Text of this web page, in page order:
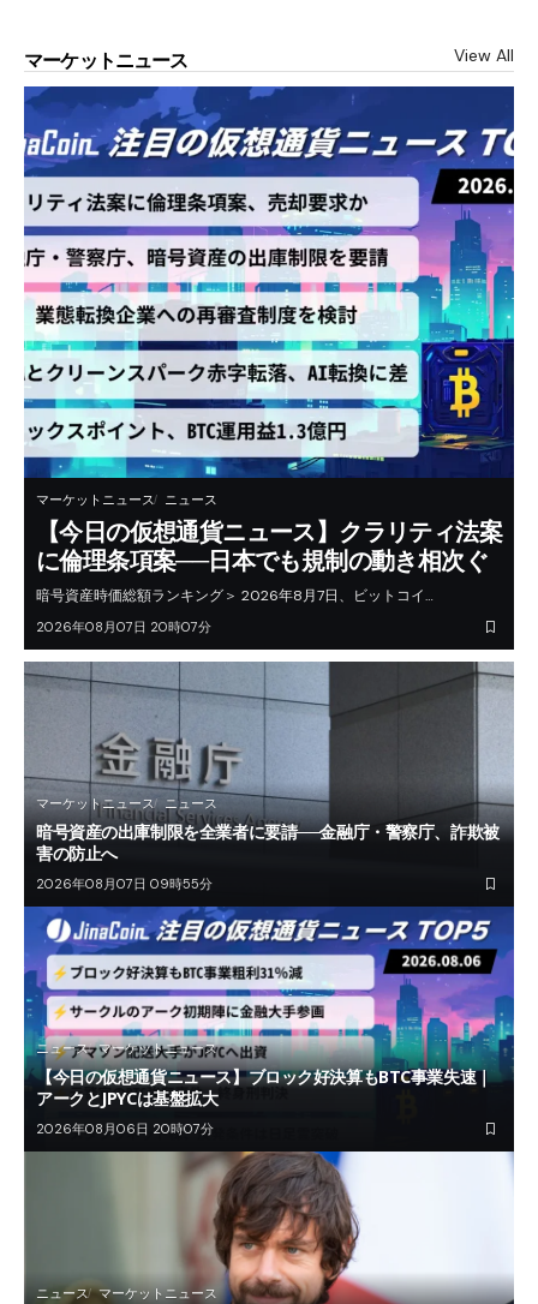
マーケットニュース View All
マーケットニュース ニュース
【今日の仮想通貨ニュース】クラリティ法案
に倫理条項案──日本でも規制の動き相次ぐ
暗号資産時価総額ランキング＞ 2026年8月7日、ビットコイ…
2026年08月07日 20時07分
マーケットニュース ニュース
暗号資産の出庫制限を全業者に要請──金融庁・警察庁、詐欺被
害の防止へ
2026年08月07日 09時55分
ニュース マーケットニュース
【今日の仮想通貨ニュース】ブロック好決算もBTC事業失速｜
アークとJPYCは基盤拡大
2026年08月06日 20時07分
ニュース マーケットニュース